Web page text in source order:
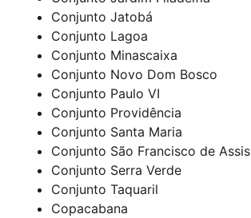
Conjunto Jatobá
Conjunto Lagoa
Conjunto Minascaixa
Conjunto Novo Dom Bosco
Conjunto Paulo VI
Conjunto Providência
Conjunto Santa Maria
Conjunto São Francisco de Assis
Conjunto Serra Verde
Conjunto Taquaril
Copacabana